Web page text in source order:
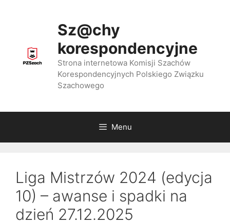
Sz@chy
korespondencyjne
Strona internetowa Komisji Szachów
Korespondencyjnych Polskiego Związku
Szachowego
Menu
Liga Mistrzów 2024 (edycja
10) – awanse i spadki na
dzień 27.12.2025